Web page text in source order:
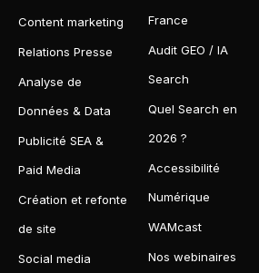
Content marketing
Relations Presse
Analyse de
Données & Data
Publicité SEA &
Paid Media
Création et refonte
de site
Social media
France
Audit GEO / IA
Search
Quel Search en
2026 ?
Accessibilité
Numérique
WAMcast
Nos webinaires